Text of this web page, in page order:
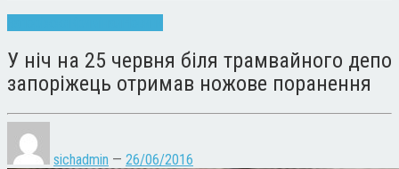
У ніч на 25 червня біля трамвайного депо
запоріжець отримав ножове поранення
sichadmin — 26/06/2016